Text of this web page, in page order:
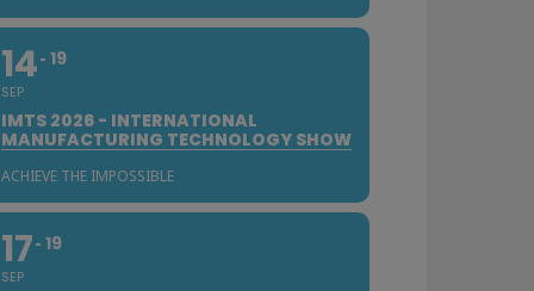
14
SEP
19
IMTS 2026 - INTERNATIONAL
MANUFACTURING TECHNOLOGY SHOW
ACHIEVE THE IMPOSSIBLE
17
SEP
19